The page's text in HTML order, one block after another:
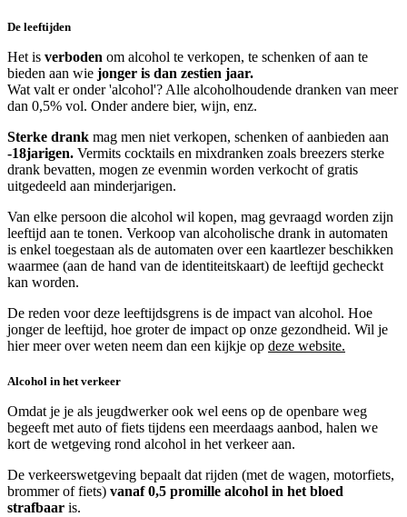
De leeftijden
Het is verboden om alcohol te verkopen, te schenken of aan te
bieden aan wie jonger is dan zestien jaar.
Wat valt er onder 'alcohol'? Alle alcoholhoudende dranken van meer
dan 0,5% vol. Onder andere bier, wijn, enz.
Sterke drank mag men niet verkopen, schenken of aanbieden aan
-18jarigen. Vermits cocktails en mixdranken zoals breezers sterke
drank bevatten, mogen ze evenmin worden verkocht of gratis
uitgedeeld aan minderjarigen.
Van elke persoon die alcohol wil kopen, mag gevraagd worden zijn
leeftijd aan te tonen. Verkoop van alcoholische drank in automaten
is enkel toegestaan als de automaten over een kaartlezer beschikken
waarmee (aan de hand van de identiteitskaart) de leeftijd gecheckt
kan worden.
De reden voor deze leeftijdsgrens is de impact van alcohol. Hoe
jonger de leeftijd, hoe groter de impact op onze gezondheid. Wil je
hier meer over weten neem dan een kijkje op deze website.
Alcohol in het verkeer
Omdat je je als jeugdwerker ook wel eens op de openbare weg
begeeft met auto of fiets tijdens een meerdaags aanbod, halen we
kort de wetgeving rond alcohol in het verkeer aan.
De verkeerswetgeving bepaalt dat rijden (met de wagen, motorfiets,
brommer of fiets) vanaf 0,5 promille alcohol in het bloed
strafbaar is.